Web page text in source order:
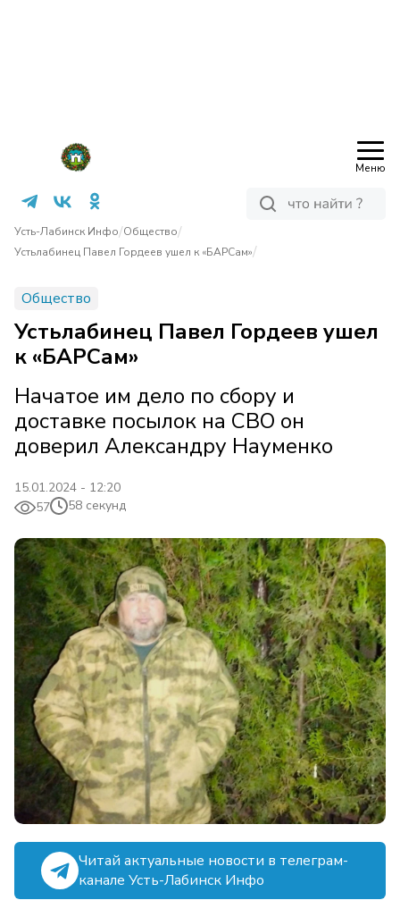
Меню
Усть-Лабинск Инфо/Общество/
Устьлабинец Павел Гордеев ушел к «БАРСам»/
Общество
Устьлабинец Павел Гордеев ушел
к «БАРСам»
Начатое им дело по сбору и
доставке посылок на СВО он
доверил Александру Науменко
15.01.2024 - 12:20
57
58 секунд
Читай актуальные новости в телеграм-
канале Усть-Лабинск Инфо